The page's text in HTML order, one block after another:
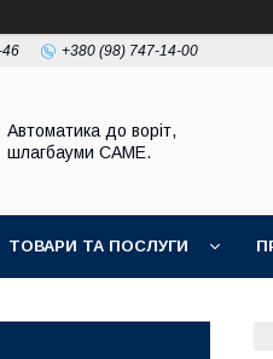
46 +380 (98) 747-14-00
Автоматика до воріт,
шлагбауми CAME.
ТОВАРИ ТА ПОСЛУГИ